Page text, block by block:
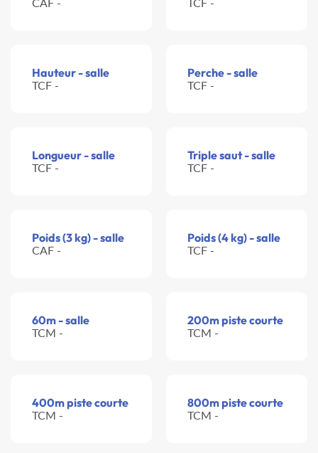
Hauteur - salle
TCF -
Perche - salle
TCF -
Longueur - salle
TCF -
Triple saut - salle
TCF -
Poids (3 kg) - salle
CAF -
Poids (4 kg) - salle
TCF -
60m - salle
TCM -
200m piste courte
TCM -
400m piste courte
TCM -
800m piste courte
TCM -